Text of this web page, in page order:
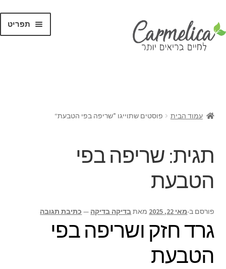
תפריט
עמוד הבית פוסטים שתוייגו ”שריפה בפי הטבעת“
תגית: שריפה בפי
הטבעת
פורסם ב-מאי 22, 2025 מאתבדיקה בדיקה — כתיבת תגובה
גרד חזק ושריפה בפי
הטבעת